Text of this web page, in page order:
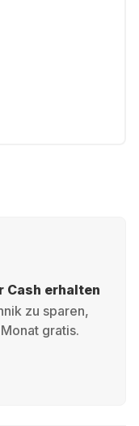
Cash erhalten
zu sparen,
gratis.